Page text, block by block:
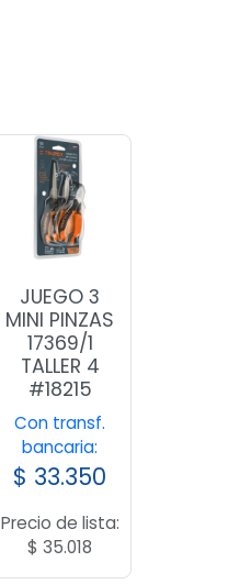
JUEGO 3
MINI PINZAS
17369/1
TALLER 4
#18215
Con transf.
bancaria:
$ 33.350
Precio de lista:
$ 35.018